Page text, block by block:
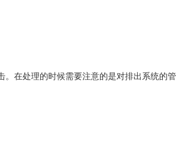
在处理的时候需要注意的是对排出系统的管